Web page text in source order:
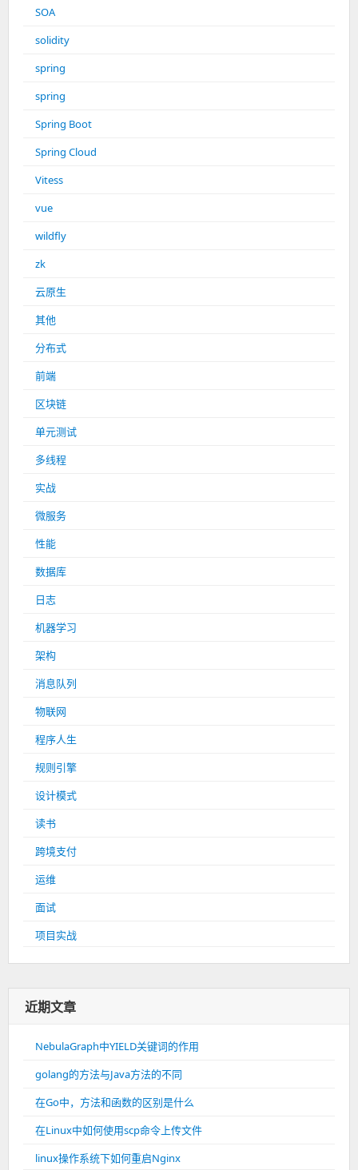
SOA
solidity
spring
spring
Spring Boot
Spring Cloud
Vitess
vue
wildfly
zk
云原生
其他
分布式
前端
区块链
单元测试
多线程
实战
微服务
性能
数据库
日志
机器学习
架构
消息队列
物联网
程序人生
规则引擎
设计模式
读书
跨境支付
运维
面试
项目实战
近期文章
NebulaGraph中YIELD关键词的作用
golang的方法与Java方法的不同
在Go中，方法和函数的区别是什么
在Linux中如何使用scp命令上传文件
linux操作系统下如何重启Nginx